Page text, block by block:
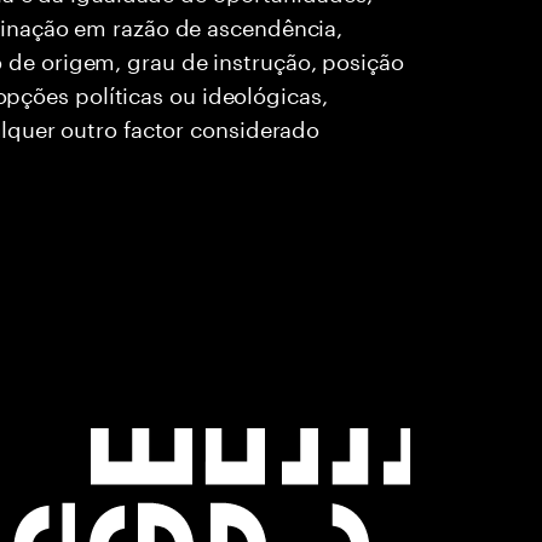
em razão de ascendência,
origem, grau de instrução, posição
políticas ou ideológicas,
outro factor considerado